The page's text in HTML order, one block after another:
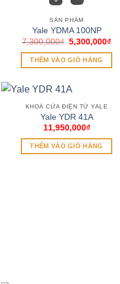
SẢN PHẨM
Yale YDMA 100NP
7,300,000₫ Giá
gốc
là:
7,300,000₫.
5,300,000₫Giá
tại
THÊM VÀO GIỎ HÀNG
KHOÁ CỬA ĐIỆN TỬ YALE
Yale YDR 41A
11,950,000₫
THÊM VÀO GIỎ HÀNG